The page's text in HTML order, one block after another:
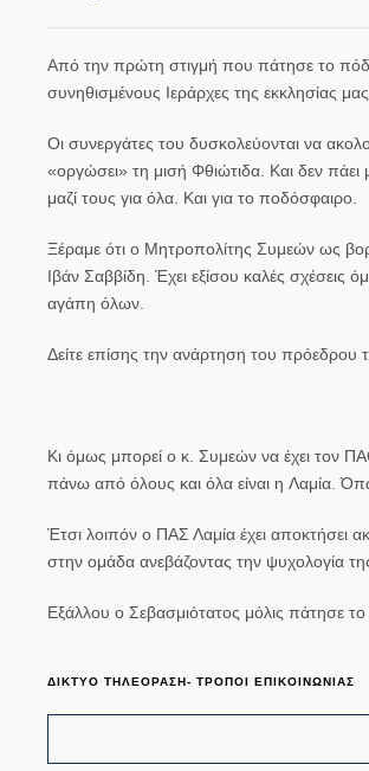
Από την πρώτη στιγμή που πάτησε το πόδι
συνηθισμένους Ιεράρχες της εκκλησίας μας.
Οι συνεργάτες του δυσκολεύονται να
«οργώσει» τη μισή Φθιώτιδα . Και δεν
μαζί τους για όλα. Και για το ποδόσφαιρο.
Ξέραμε ότι ο Μητροπολίτης Συμεών ως
Ιβάν Σαββίδη. Έχει εξίσου καλές σχέσεις
αγάπη όλων.
Δείτε επίσης την ανάρτηση του πρόεδρου
Κι όμως μπορεί ο κ. Συμεών να έχει τον
πάνω από όλους και όλα είναι η Λαμία .
Έτσι λοιπόν ο ΠΑΣ Λαμία έχει αποκτήσει
στην ομάδα ανεβάζοντας την ψυχολογία
Εξάλλου ο Σεβασμιότατος μόλις πάτησε
ΔΙΚΤΥΟ ΤΗΛΕΟΡΑΣΗ- ΤΡΟΠΟΙ ΕΠΙΚΟΙΝΩΝΙΑΣ